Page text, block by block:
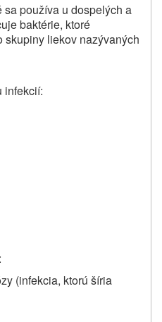
používa u dospelých a
baktérie, ktoré
skupiny liekov nazývaných
infekcií:
(infekcia, ktorú šíria